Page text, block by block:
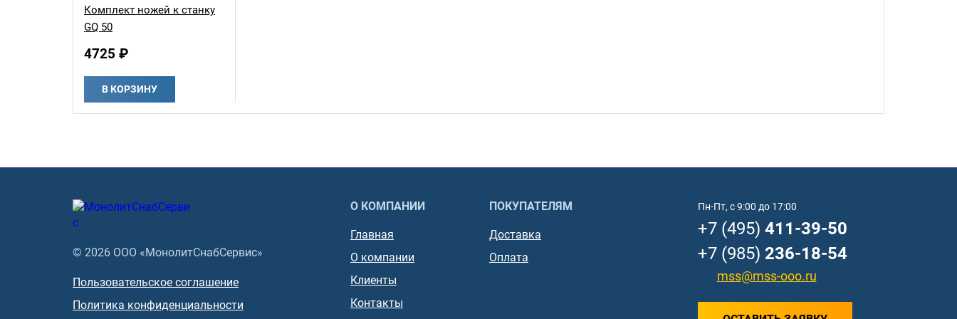
Комплект ножей к станку
GQ 50
4725 ₽
В КОРЗИНУ
© 2026 ООО «МонолитСнабСервис»
Пользовательское соглашение
Политика конфиденциальности
О КОМПАНИИ
Главная
О компании
Клиенты
Контакты
ПОКУПАТЕЛЯМ
Доставка
Оплата
Пн-Пт, с 9:00 до 17:00
+7 (495) 411-39-50
+7 (985) 236-18-54
mss@mss-ooo.ru